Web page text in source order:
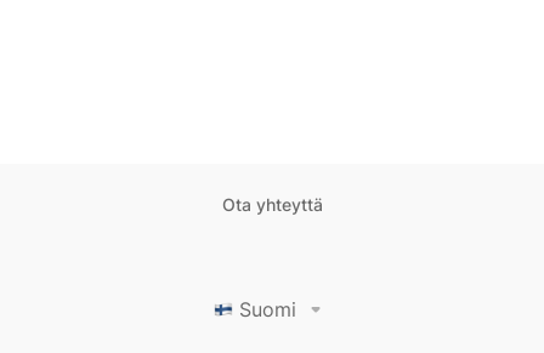
Ota yhteyttä
Suomi